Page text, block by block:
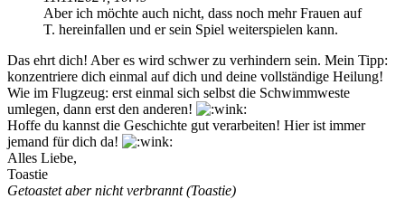
Aber ich möchte auch nicht, dass noch mehr Frauen auf
T. hereinfallen und er sein Spiel weiterspielen kann.
Das ehrt dich! Aber es wird schwer zu verhindern sein. Mein Tipp:
konzentriere dich einmal auf dich und deine vollständige Heilung!
Wie im Flugzeug: erst einmal sich selbst die Schwimmweste
umlegen, dann erst den anderen!
Hoffe du kannst die Geschichte gut verarbeiten! Hier ist immer
jemand für dich da!
Alles Liebe,
Toastie
Getoastet aber nicht verbrannt (Toastie)